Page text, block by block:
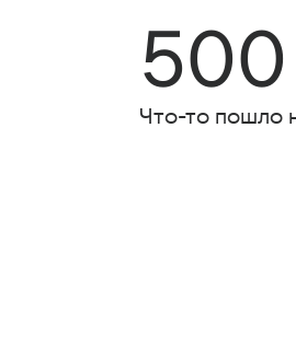
500
Что-то пошло